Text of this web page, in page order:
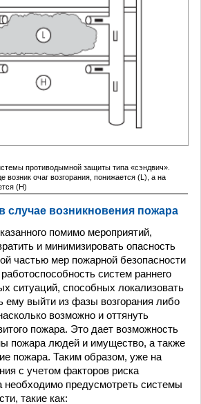
противодымной защиты типа «сэндвич».
возник очаг возгорания, понижается (L), а на
(Н)
возникновения пожара
помимо мероприятий,
и минимизировать опасность
частью мер пожарной безопасности
систем раннего
ситуаций, способных локализовать
ему выйти из фазы возгорания либо
возможно и оттянуть
пожара. Это дает возможность
пожара людей и имущество, а также
пожара. Таким образом, уже на
с учетом факторов риска
необходимо предусмотреть системы
такие как: